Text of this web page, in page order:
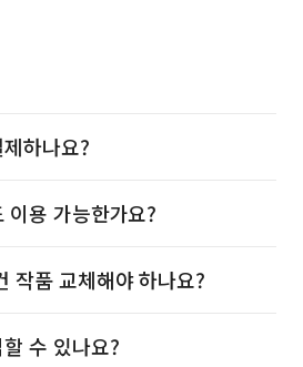
하나요?
이용 가능한가요?
작품 교체해야 하나요?
수 있나요?